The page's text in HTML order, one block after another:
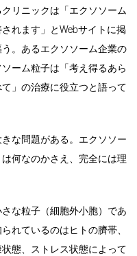
リニックは「エクソソーム
れます」とWebサイトに掲
。あるエクソソーム企業の
ーム粒子は「考え得るあら
」の治療に役立つと語って
な問題がある。エクソソー
何なのかさえ、完全には理
な粒子（細胞外小胞）であ
れているのはヒトの臍帯、
態、ストレス状態によって